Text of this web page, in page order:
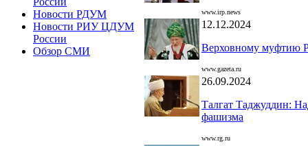
Новости РДУМ
Новости РИУ ЦДУМ
России
Обзор СМИ
www.irp.news
12.12.2024
Верховному муфтию
www.gazeta.ru
26.09.2024
Талгат Таджуддин:
фашизма
www.rg.ru